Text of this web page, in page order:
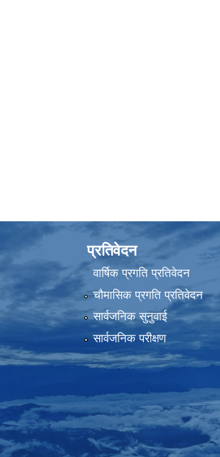
प्रतिवेदन
वार्षिक प्रगति प्रतिवेदन
चौमासिक प्रगति प्रतिवेदन
सार्वजनिक सुनुवाई
सार्वजनिक परीक्षण